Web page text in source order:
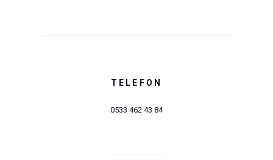
TELEFON
0533 462 43 84